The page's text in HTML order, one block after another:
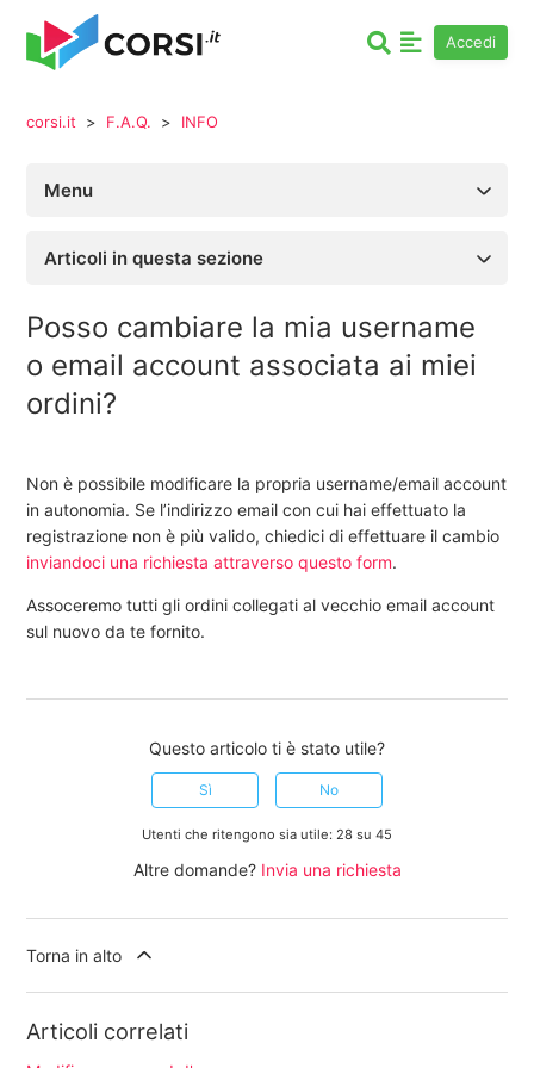
Accedi
corsi.it F.A.Q. INFO
Menu
Articoli in questa sezione
Posso cambiare la mia username
o email account associata ai miei
ordini?
Non è possibile modificare la propria username/email account
in autonomia. Se l’indirizzo email con cui hai effettuato la
registrazione non è più valido, chiedici di effettuare il cambio
inviandoci una richiesta attraverso questo form.
Assoceremo tutti gli ordini collegati al vecchio email account
sul nuovo da te fornito.
Questo articolo ti è stato utile?
Sì No
Utenti che ritengono sia utile: 28 su 45
Altre domande? Invia una richiesta
Torna in alto
Articoli correlati